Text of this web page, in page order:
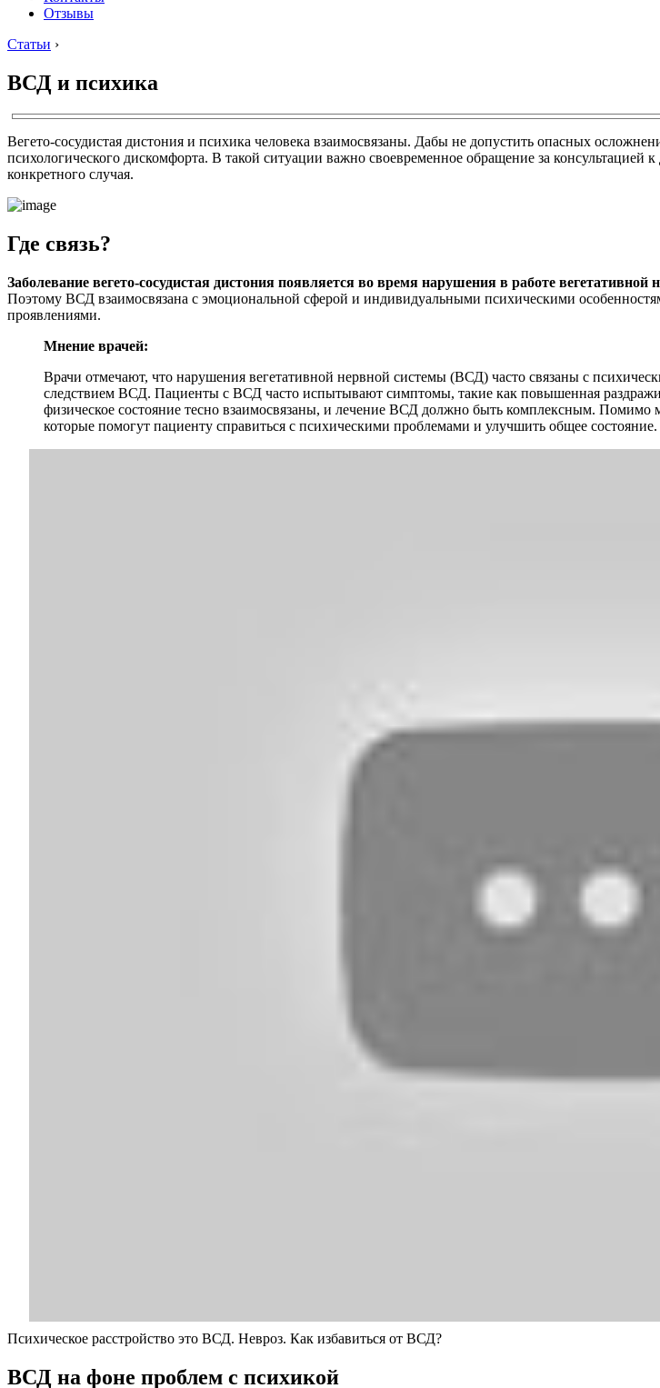
Отзывы
Статьи ›
ВСД и психика
Вегето-сосудистая дистония и психика человека взаимосвязаны. Дабы не допустить опасных
психологического дискомфорта. В такой ситуации важно своевременное обращение за консультацией
конкретного случая.
Где связь?
Заболевание вегето-сосудистая дистония появляется во время нарушения в работе
Поэтому ВСД взаимосвязана с эмоциональной сферой и индивидуальными психическими
проявлениями.
Мнение врачей:
Врачи отмечают, что нарушения вегетативной нервной системы (ВСД) часто связаны с
следствием ВСД. Пациенты с ВСД часто испытывают симптомы, такие как повышенная
физическое состояние тесно взаимосвязаны, и лечение ВСД должно быть комплексным.
которые помогут пациенту справиться с психическими проблемами и улучшить общее состояние.
Психическое расстройство это ВСД. Невроз. Как избавиться от ВСД?
ВСД на фоне проблем с психикой